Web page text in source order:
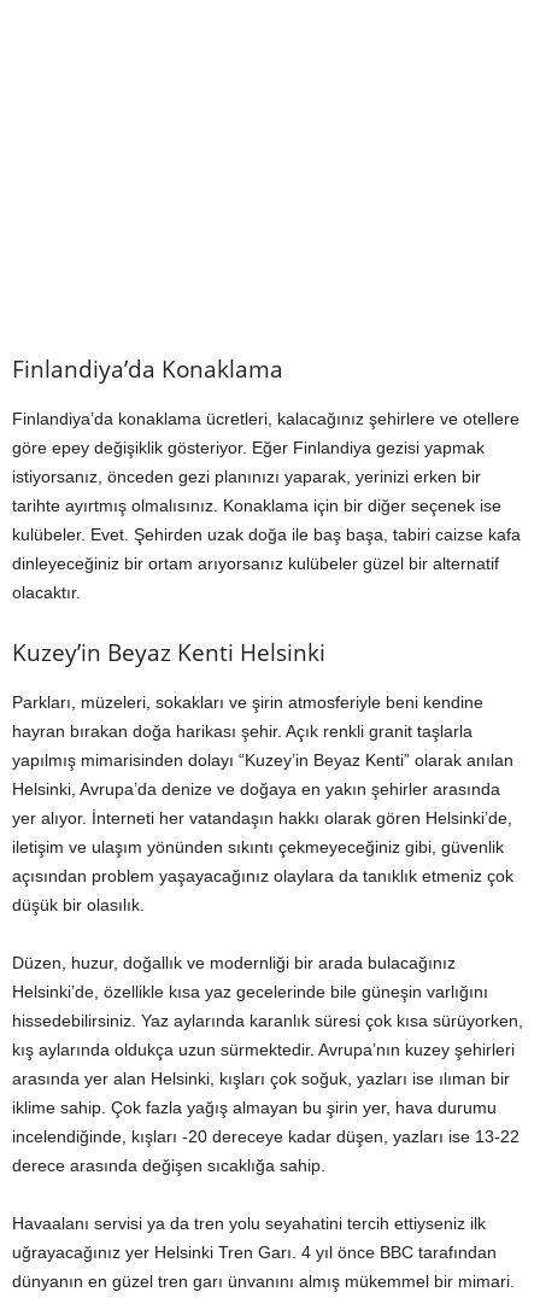
Finlandiya’da Konaklama
Finlandiya’da konaklama ücretleri, kalacağınız şehirlere ve otellere
göre epey değişiklik gösteriyor. Eğer Finlandiya gezisi yapmak
istiyorsanız, önceden gezi planınızı yaparak, yerinizi erken bir
tarihte ayırtmış olmalısınız. Konaklama için bir diğer seçenek ise
kulübeler. Evet. Şehirden uzak doğa ile baş başa, tabiri caizse kafa
dinleyeceğiniz bir ortam arıyorsanız kulübeler güzel bir alternatif
olacaktır.
Kuzey’in Beyaz Kenti Helsinki
Parkları, müzeleri, sokakları ve şirin atmosferiyle beni kendine
hayran bırakan doğa harikası şehir. Açık renkli granit taşlarla
yapılmış mimarisinden dolayı “Kuzey’in Beyaz Kenti” olarak anılan
Helsinki, Avrupa’da denize ve doğaya en yakın şehirler arasında
yer alıyor. İnterneti her vatandaşın hakkı olarak gören Helsinki’de,
iletişim ve ulaşım yönünden sıkıntı çekmeyeceğiniz gibi, güvenlik
açısından problem yaşayacağınız olaylara da tanıklık etmeniz çok
düşük bir olasılık.
Düzen, huzur, doğallık ve modernliği bir arada bulacağınız
Helsinki’de, özellikle kısa yaz gecelerinde bile güneşin varlığını
hissedebilirsiniz. Yaz aylarında karanlık süresi çok kısa sürüyorken,
kış aylarında oldukça uzun sürmektedir. Avrupa’nın kuzey şehirleri
arasında yer alan Helsinki, kışları çok soğuk, yazları ise ılıman bir
iklime sahip. Çok fazla yağış almayan bu şirin yer, hava durumu
incelendiğinde, kışları -20 dereceye kadar düşen, yazları ise 13-22
derece arasında değişen sıcaklığa sahip.
Havaalanı servisi ya da tren yolu seyahatini tercih ettiyseniz ilk
uğrayacağınız yer Helsinki Tren Garı. 4 yıl önce BBC tarafından
dünyanın en güzel tren garı ünvanını almış mükemmel bir mimari.